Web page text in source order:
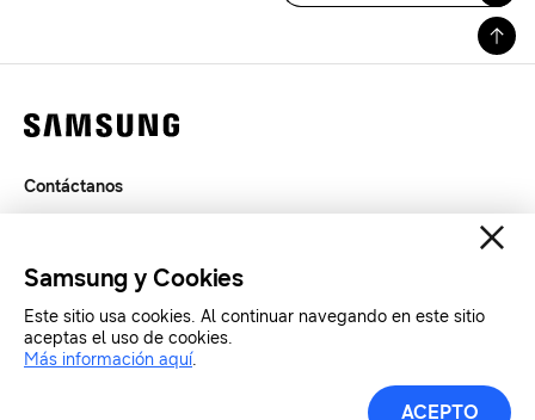
Contáctanos
SAMSUNG.COM
Copyright© SAMSUNG Todos los derechos reservados.
Samsung y Cookies
Este sitio usa cookies. Al continuar navegando en este sitio
aceptas el uso de cookies.
Más información aquí.
ACEPTO